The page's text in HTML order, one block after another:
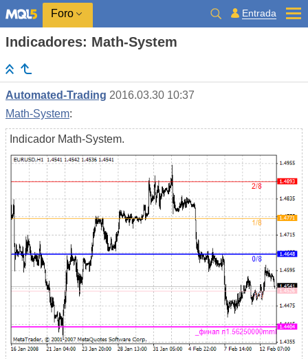
Foro Entrada
Indicadores: Math-System
Automated-Trading 2016.03.30 10:37
Math-System:
Indicador Math-System.